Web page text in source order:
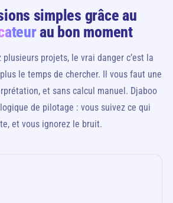
simples grâce au
au bon moment
projets, le vrai danger c’est la
le temps de chercher. Il vous faut une
et sans calcul manuel. Djaboo
de pilotage : vous suivez ce qui
et vous ignorez le bruit.